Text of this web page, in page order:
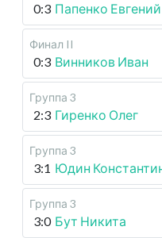
0:3 Папенко Евгений
Финал II
0:3 Винников Иван
Группа 3
2:3 Гиренко Олег
Группа 3
3:1 Юдин
Группа 3
3:0 Бут Никита